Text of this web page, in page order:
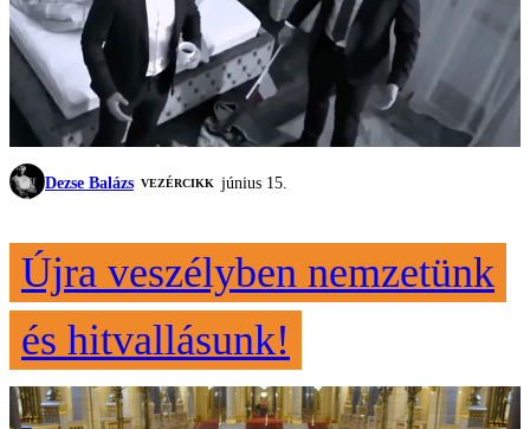
Dezse Balázs VEZÉRCIKK június 15.
Újra veszélyben nemzetünk
és hitvallásunk!